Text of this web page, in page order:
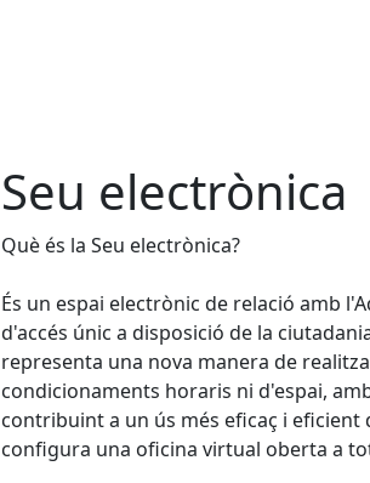
Seu electrònica
Què és la Seu electrònica?
És un espai electrònic de relació amb
d'accés únic a disposició de la
representa una nova manera de
condicionaments horaris ni d'espai,
contribuint a un ús més eficaç i eficient
configura una oficina virtual oberta a